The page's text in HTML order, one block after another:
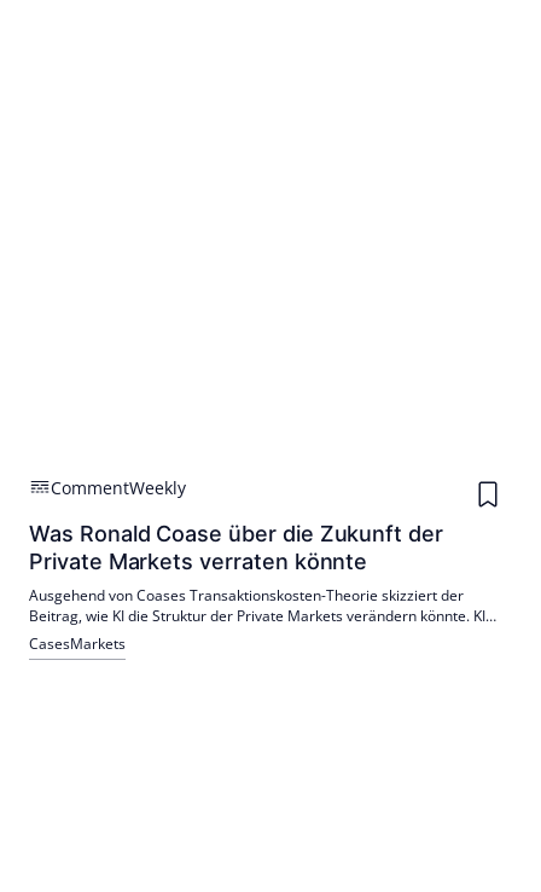
CommentWeekly
Was Ronald Coase über die Zukunft der
Private Markets verraten könnte
Ausgehend von Coases Transaktionskosten-Theorie skizziert der
Beitrag, wie KI die Struktur der Private Markets verändern könnte. KI
macht Due Diligence, Matching, Vertrieb und Secondaries effizienter –
mit möglichen Effekten auf Plattformmodelle und Illiquiditätsabschläge.
CasesMarkets